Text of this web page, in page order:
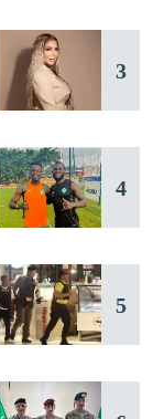
3
4
5